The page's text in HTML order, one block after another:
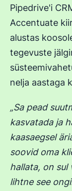
Pipedrive'i
Accentuate
alustas
tegevuste
nelja aastaga
„Sa pead
kasvatada ja
kaasaegsel
soovid oma
hallata, on sul
lihtne see